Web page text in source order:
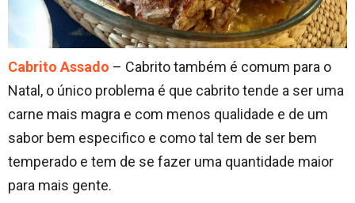
Cabrito Assado – Cabrito também é comum para o
Natal, o único problema é que cabrito tende a ser uma
carne mais magra e com menos qualidade e de um
sabor bem especifico e como tal tem de ser bem
temperado e tem de se fazer uma quantidade maior
para mais gente.